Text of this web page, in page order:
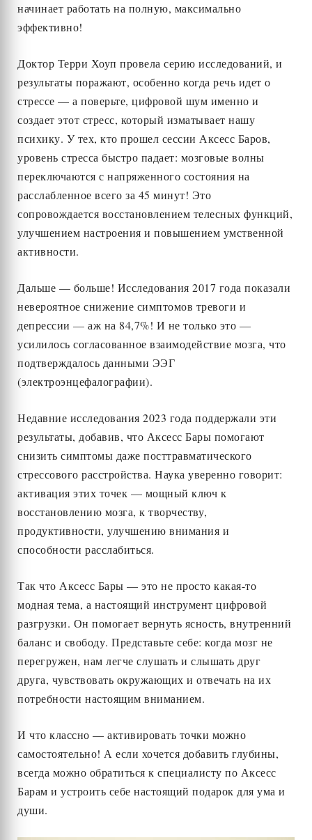
начинает работать на полную, максимально
эффективно!
Доктор Терри Хоуп провела серию исследований, и
результаты поражают, особенно когда речь идет о
стрессе — а поверьте, цифровой шум именно и
создает этот стресс, который изматывает нашу
психику. У тех, кто прошел сессии Аксесс Баров,
уровень стресса быстро падает: мозговые волны
переключаются с напряженного состояния на
расслабленное всего за 45 минут! Это
сопровождается восстановлением телесных функций,
улучшением настроения и повышением умственной
активности.
Дальше — больше! Исследования 2017 года показали
невероятное снижение симптомов тревоги и
депрессии — аж на 84,7%! И не только это —
усилилось согласованное взаимодействие мозга, что
подтверждалось данными ЭЭГ
(электроэнцефалографии).
Недавние исследования 2023 года поддержали эти
результаты, добавив, что Аксесс Бары помогают
снизить симптомы даже посттравматического
стрессового расстройства. Наука уверенно говорит:
активация этих точек — мощный ключ к
восстановлению мозга, к творчеству,
продуктивности, улучшению внимания и
способности расслабиться.
Так что Аксесс Бары — это не просто какая-то
модная тема, а настоящий инструмент цифровой
разгрузки. Он помогает вернуть ясность, внутренний
баланс и свободу. Представьте себе: когда мозг не
перегружен, нам легче слушать и слышать друг
друга, чувствовать окружающих и отвечать на их
потребности настоящим вниманием.
И что классно — активировать точки можно
самостоятельно! А если хочется добавить глубины,
всегда можно обратиться к специалисту по Аксесс
Барам и устроить себе настоящий подарок для ума и
души.